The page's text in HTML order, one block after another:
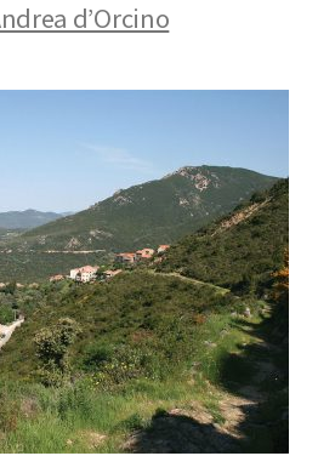
d’Orcino